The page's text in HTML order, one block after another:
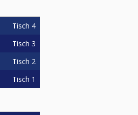
Tisch 4
Tisch 3
Tisch 2
Tisch 1